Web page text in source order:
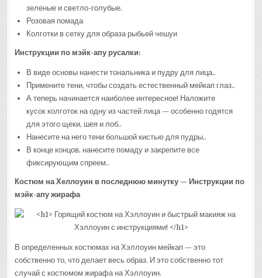
зеленые и светло-голубые.
Розовая помада
Колготки в сетку для образа рыбьей чешуи
Инструкции по мэйк-апу русалки:
В виде основы нанести тональника и пудру для лица..
Примените тени, чтобы создать естественный мейкап глаз..
А теперь начинается наиболее интересное! Наложите
кусок колготок на одну из частей лица — особенно годятся
для этого щеки, шея и лоб..
Нанесите на него тени большой кистью для пудры..
В конце концов, нанесите помаду и закрепите все
фиксирующим спреем..
Костюм на Хеллоуин в последнюю минутку — Инструкции по
мэйк-апу жирафа
В определенных костюмах на Хэллоуин мейкап — это
собственно то, что делает весь образ. И это собственно тот
случай с костюмом жирафа на Хэллоуин.